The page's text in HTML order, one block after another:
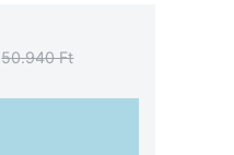
50.940 Ft